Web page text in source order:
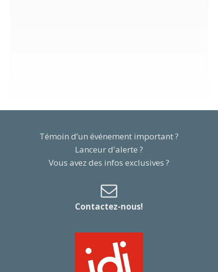
Témoin d’un événement important ?
Lanceur d'alerte ?
Vous avez des infos exclusives ?
Contactez-nous!